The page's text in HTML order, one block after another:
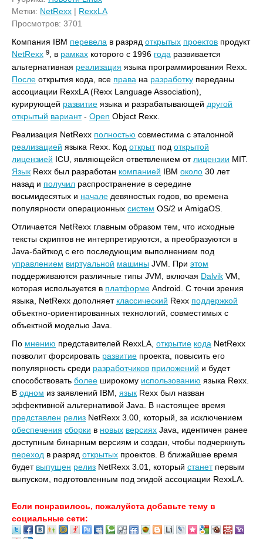
Метки: NetRexx | RexxLA
Просмотров: 3701
Компания IBM перевела в разряд открытых проектов продукт
NetRexx 9 , в рамках которого с 1996 года развивается
альтернативная реализация языка программирования Rexx.
После открытия кода, все права на разработку переданы
ассоциации RexxLA (Rexx Language Association),
курирующей развитие языка и разрабатывающей другой
открытый вариант- Open Object Rexx.
Реализация NetRexx полностью совместима с эталонной
реализацией языка Rexx. Код открытпод открытой
лицензией ICU, являющейся ответвлением от лицензии MIT.
Язык Rexx был разработан компанией IBM около 30 лет
назад и получил распространение в середине
восьмидесятых и начале девяностых годов, во времена
популярности операционных систем OS/2 и AmigaOS.
Отличается NetRexx главным образом тем, что исходные
тексты скриптов не интерпретируются, а преобразуются в
Java-байткод с его последующим выполнением под
управлением виртуальной машины JVM. При этом
поддерживаются различные типы JVM, включая Dalvik VM,
которая используется в платформе Android. С точки зрения
языка, NetRexx дополняет классический Rexx поддержкой
объектно-ориентированных технологий, совместимых с
объектной моделью Java.
По мнению представителей RexxLA, открытие кода NetRexx
позволит форсировать развитие проекта, повысить его
популярность среди разработчиков приложений и будет
способствовать более широкому использованию языка Rexx.
В одном из заявлений IBM, язык Rexx был назван
эффективной альтернативой Java. В настоящее время
представлен релиз NetRexx 3.00, который, за исключением
обеспечения сборки в новых версиях Java, идентичен ранее
доступным бинарным версиям и создан, чтобы подчеркнуть
переход в разряд открытых проектов. В ближайшее время
будет выпущен релиз NetRexx 3.01, который станетпервым
выпуском, подготовленным под эгидой ассоциации RexxLA.
Если понравилось, пожалуйста добавьте тему в
социальные сети: